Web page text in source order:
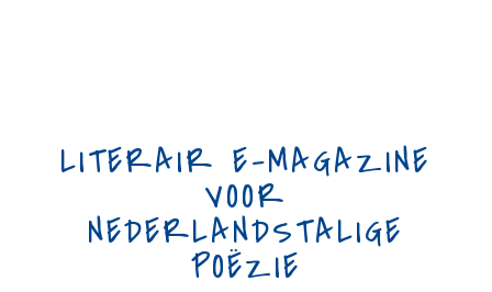
LITERAIR E-MAGAZINE
VOOR
NEDERLANDSTALIGE
POËZIE